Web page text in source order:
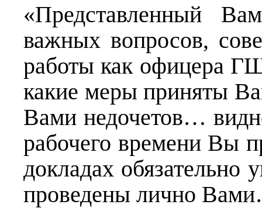
«Представленный
важных вопросов,
работы как офицера
какие меры приняты
Вами недочетов…
рабочего времени Вы
докладах обязательно
проведены лично